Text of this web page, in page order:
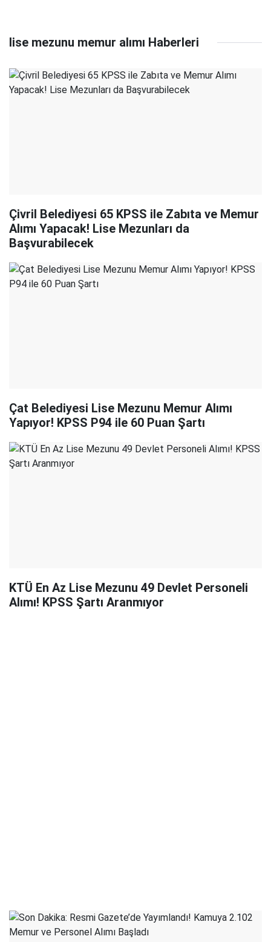
lise mezunu memur alımı Haberleri
Çivril Belediyesi 65 KPSS ile Zabıta ve Memur
Alımı Yapacak! Lise Mezunları da
Başvurabilecek
Çat Belediyesi Lise Mezunu Memur Alımı
Yapıyor! KPSS P94 ile 60 Puan Şartı
KTÜ En Az Lise Mezunu 49 Devlet Personeli
Alımı! KPSS Şartı Aranmıyor